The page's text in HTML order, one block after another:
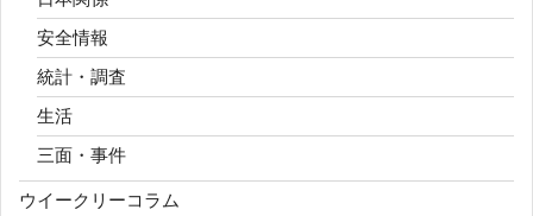
安全情報
統計・調査
生活
三面・事件
ウイークリーコラム